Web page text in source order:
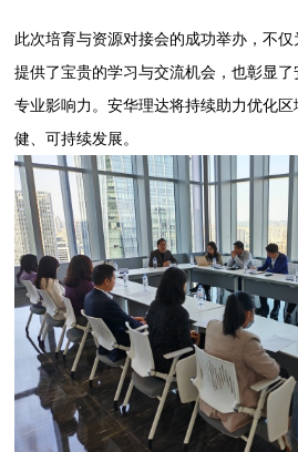
此次培育与资源对接会的成功举办，不
提供了宝贵的学习与交流机会，也彰显
专业影响力。安华理达将持续助力优化
健、可持续发展。